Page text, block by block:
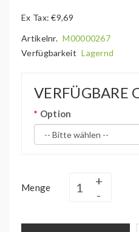
Ex Tax: €9,69
Artikelnr. M00000267
Verfügbarkeit Lagernd
VERFÜGBARE
Option
Menge